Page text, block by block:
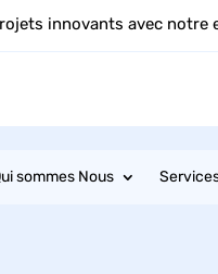
innovants avec
sommes Nous